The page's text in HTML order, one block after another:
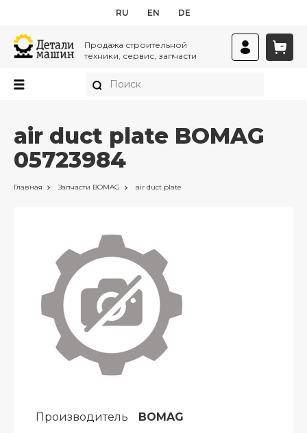
RU EN DE
Продажа строительной
техники, сервис, запчасти
air duct plate BOMAG
05723984
Главная Запчасти BOMAG air duct plate
Производитель BOMAG